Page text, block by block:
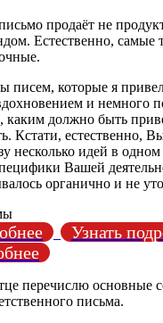
продаёт не
Естественно, самые
писем, которые я
и немного
каким должно быть
Кстати, естественно,
несколько идей в
Вашей
органично и не
Узнать
перечислю основные
письма.